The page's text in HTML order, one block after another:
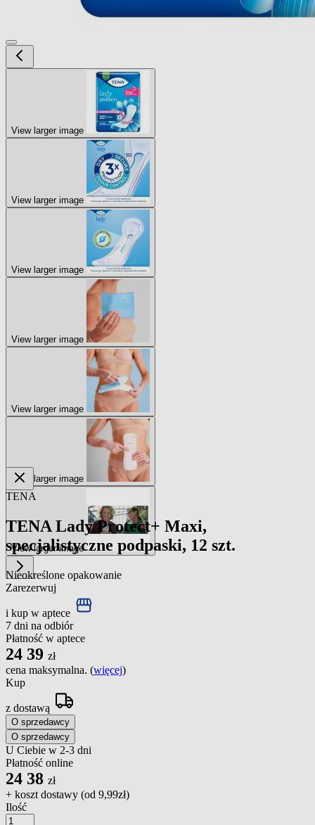
View larger image
View larger image
View larger image
View larger image
View larger image
View larger image
View larger image
TENA
TENA Lady Protect+ Maxi,
specjalistyczne podpaski, 12 szt.
Nieokreślone opakowanie
Zarezerwuj
i kup w aptece
7 dni na odbiór
Płatność w aptece
24 39 zł
cena maksymalna. (więcej)
Kup
z dostawą
O sprzedawcy
O sprzedawcy
U Ciebie w 2-3 dni
Płatność online
24 38 zł
+ koszt dostawy (od 9,99zł)
Ilość